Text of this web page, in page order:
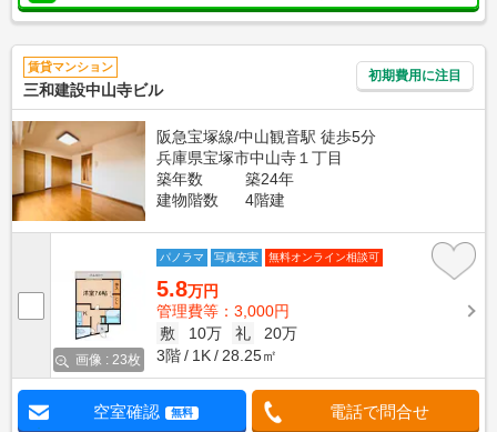
賃貸マンション
三和建設中山寺ビル
初期費用に注目
阪急宝塚線/中山観音駅 徒歩5分
兵庫県宝塚市中山寺１丁目
築年数
築24年
建物階数
4階建
画像 : 23枚
パノラマ 写真充実 無料オンライン相談可
5.8万円
管理費等：3,000円
敷
10万 礼
20万
3階
1K 28.25㎡
空室確認 無料 電話で問合せ